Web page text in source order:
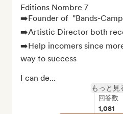
Editions Nombre 7
➡️Founder of  "Bands-
➡️Artistic Director both
➡️Help incomers since
way to success
I can de...
もっと見
回答数
1,081